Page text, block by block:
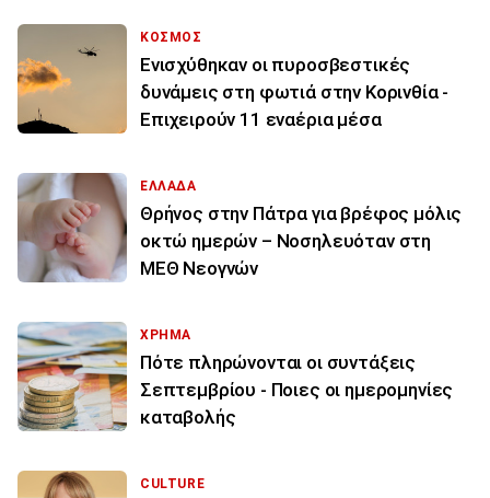
ΚΟΣΜΟΣ
Ενισχύθηκαν οι πυροσβεστικές
δυνάμεις στη φωτιά στην Κορινθία -
Επιχειρούν 11 εναέρια μέσα
ΕΛΛΑΔΑ
Θρήνος στην Πάτρα για βρέφος μόλις
οκτώ ημερών – Νοσηλευόταν στη
ΜΕΘ Νεογνών
ΧΡΗΜΑ
Πότε πληρώνονται οι συντάξεις
Σεπτεμβρίου - Ποιες οι ημερομηνίες
καταβολής
CULTURE